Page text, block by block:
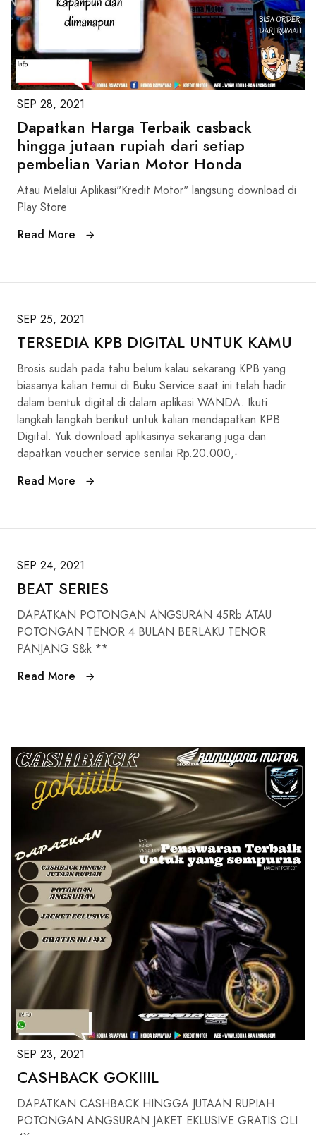
SEP 28, 2021
Dapatkan Harga Terbaik casback
hingga jutaan rupiah dari setiap
pembelian Varian Motor Honda
Atau Melalui Aplikasi"Kredit Motor" langsung download di
Play Store
Read More
SEP 25, 2021
TERSEDIA KPB DIGITAL UNTUK KAMU
Brosis sudah pada tahu belum kalau sekarang KPB yang
biasanya kalian temui di Buku Service saat ini telah hadir
dalam bentuk digital di dalam aplikasi WANDA. Ikuti
langkah langkah berikut untuk kalian mendapatkan KPB
Digital. Yuk download aplikasinya sekarang juga dan
dapatkan voucher service senilai Rp.20.000,-
Read More
SEP 24, 2021
BEAT SERIES
DAPATKAN POTONGAN ANGSURAN 45Rb ATAU
POTONGAN TENOR 4 BULAN BERLAKU TENOR
PANJANG S&k **
Read More
SEP 23, 2021
CASHBACK GOKIIIL
DAPATKAN CASHBACK HINGGA JUTAAN RUPIAH
POTONGAN ANGSURAN JAKET EKLUSIVE GRATIS OLI